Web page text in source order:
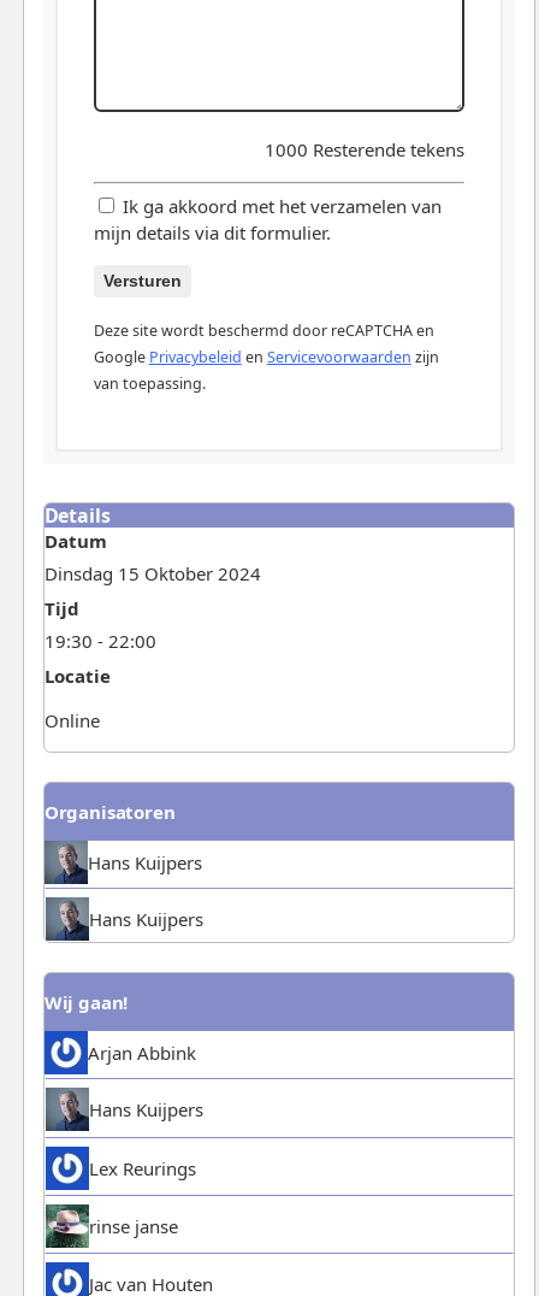
1000 Resterende tekens
Ik ga akkoord met het verzamelen van
mijn details via dit formulier.
Versturen
Deze site wordt beschermd door reCAPTCHA en
Google Privacybeleid en Servicevoorwaarden zijn
van toepassing.
Details
Datum
Dinsdag 15 Oktober 2024
Tijd
19:30 - 22:00
Locatie
Online
Organisatoren
Hans Kuijpers
Hans Kuijpers
Wij gaan!
Arjan Abbink
Hans Kuijpers
Lex Reurings
rinse janse
Jac van Houten